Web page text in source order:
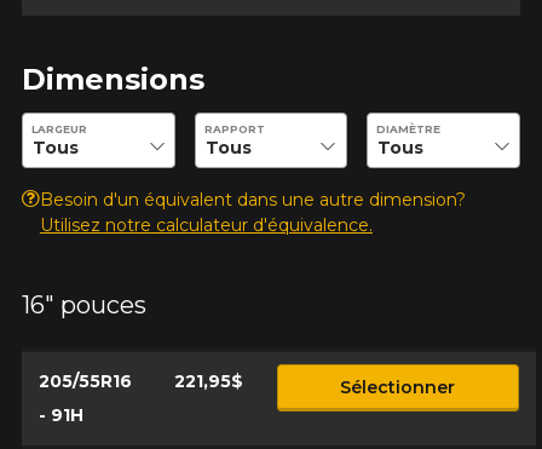
Dimensions
Entrez les dimensions souhaitées pour vérifier la disponibilité
LARGEUR RAPPORT DIAMÈTRE
Besoin d'un équivalent dans une autre dimension?
Utilisez notre calculateur d'équivalence.
16" pouces
205/55R16
- 91H
221,95$ Sélectionner